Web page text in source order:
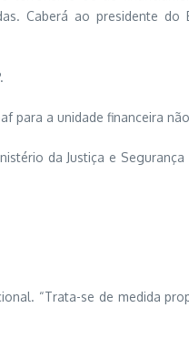
Caberá ao presidente
para a unidade financeira
da Justiça e
“Trata-se de medida